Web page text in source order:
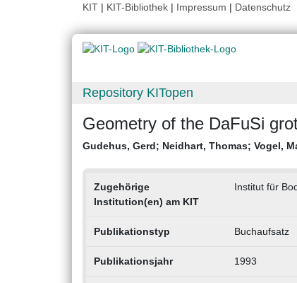
KIT | KIT-Bibliothek | Impressum | Datenschutz
Repository KITopen
Geometry of the DaFuSi
Gudehus, Gerd; Neidhart, Thomas; Vogel,
Zugehörige
Institution(en) am KIT
Institut für
Publikationstyp Buchaufsatz
Publikationsjahr 1993